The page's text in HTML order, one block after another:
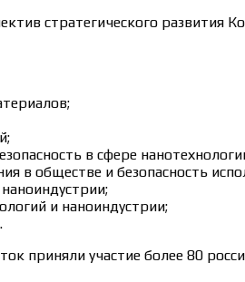
стратегического развития
в сфере
в обществе и безопасность
и наноиндустрии;
приняли участие более 80